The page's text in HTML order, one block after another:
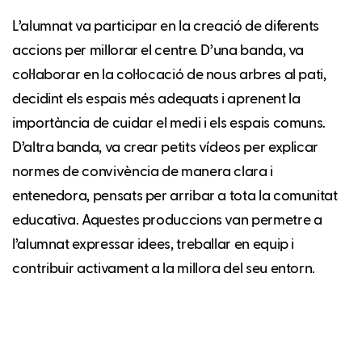
L’alumnat va participar en la creació de diferents
accions per millorar el centre. D’una banda, va
col·laborar en la col·locació de nous arbres al pati,
decidint els espais més adequats i aprenent la
importància de cuidar el medi i els espais comuns.
D’altra banda, va crear petits vídeos per explicar
normes de convivència de manera clara i
entenedora, pensats per arribar a tota la comunitat
educativa. Aquestes produccions van permetre a
l’alumnat expressar idees, treballar en equip i
contribuir activament a la millora del seu entorn.